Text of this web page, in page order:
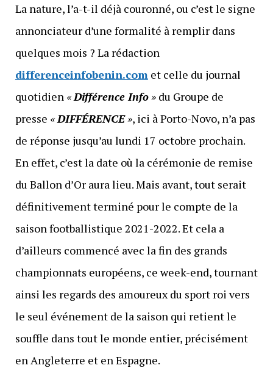
La nature, l’a-t-il déjà couronné, ou c’est le signe
annonciateur d’une formalité à remplir dans
quelques mois ? La rédaction
differenceinfobenin.comet celle du journal
quotidien «Différence Info»du Groupe de
presse «DIFFÉRENCE», ici à Porto-Novo, n’a pas
de réponse jusqu’au lundi 17 octobre prochain.
En effet, c’est la date où la cérémonie de remise
du Ballon d’Or aura lieu. Mais avant, tout serait
définitivement terminé pour le compte de la
saison footballistique 2021-2022. Et cela a
d’ailleurs commencé avec la fin des grands
championnats européens, ce week-end, tournant
ainsi les regards des amoureux du sport roi vers
le seul événement de la saison qui retient le
souffle dans tout le monde entier, précisément
en Angleterre et en Espagne.